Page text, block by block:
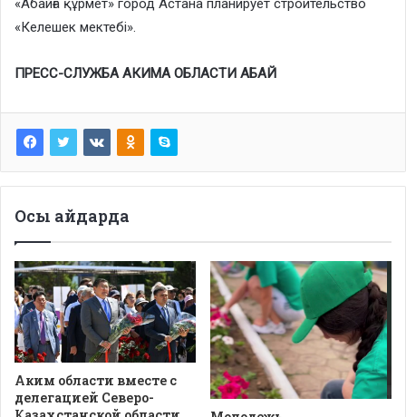
«Абайға құрмет» город Астана планирует строительство
«Келешек мектебі».
ПРЕСС-СЛУЖБА АКИМА ОБЛАСТИ АБАЙ
Осы айдарда
Аким области вместе с
делегацией Северо-